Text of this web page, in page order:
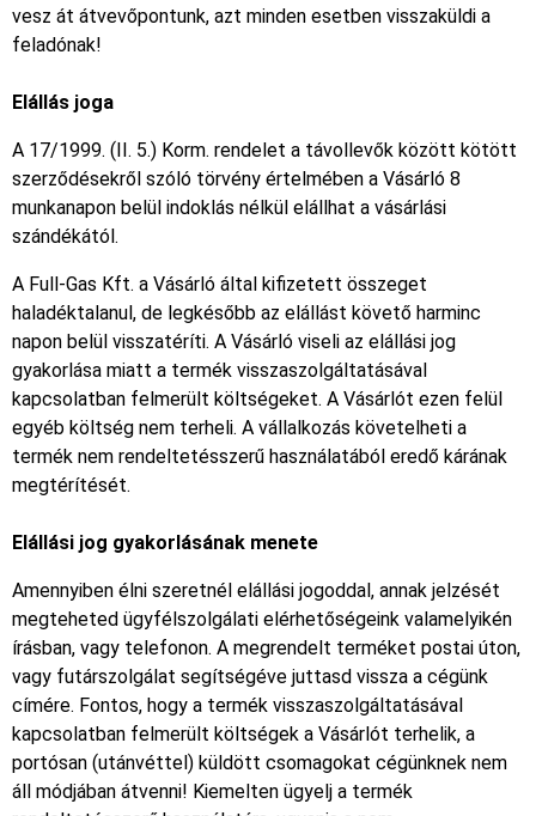
vesz át átvevőpontunk, azt minden esetben visszaküldi a
feladónak!
Elállás joga
A 17/1999. (II. 5.) Korm. rendelet a távollevők között kötött
szerződésekről szóló törvény értelmében a Vásárló 8
munkanapon belül indoklás nélkül elállhat a vásárlási
szándékától.
A Full-Gas Kft. a Vásárló által kifizetett összeget
haladéktalanul, de legkésőbb az elállást követő harminc
napon belül visszatéríti. A Vásárló viseli az elállási jog
gyakorlása miatt a termék visszaszolgáltatásával
kapcsolatban felmerült költségeket. A Vásárlót ezen felül
egyéb költség nem terheli. A vállalkozás követelheti a
termék nem rendeltetésszerű használatából eredő kárának
megtérítését.
Elállási jog gyakorlásának menete
Amennyiben élni szeretnél elállási jogoddal, annak jelzését
megteheted ügyfélszolgálati elérhetőségeink valamelyikén
írásban, vagy telefonon. A megrendelt terméket postai úton,
vagy futárszolgálat segítségéve juttasd vissza a cégünk
címére. Fontos, hogy a termék visszaszolgáltatásával
kapcsolatban felmerült költségek a Vásárlót terhelik, a
portósan (utánvéttel) küldött csomagokat cégünknek nem
áll módjában átvenni! Kiemelten ügyelj a termék